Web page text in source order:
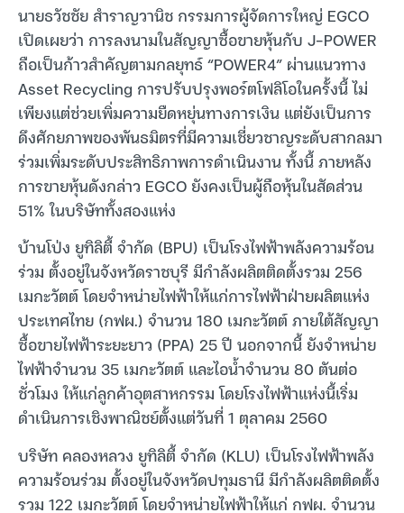
นายธวัชชัย สำราญวานิช กรรมการผู้จัดการใหญ่ EGCO
เปิดเผยว่า การลงนามในสัญญาซื้อขายหุ้นกับ J-POWER
ถือเป็นก้าวสำคัญตามกลยุทธ์ “POWER4” ผ่านแนวทาง
Asset Recycling การปรับปรุงพอร์ตโฟลิโอในครั้งนี้ ไม่
เพียงแต่ช่วยเพิ่มความยืดหยุ่นทางการเงิน แต่ยังเป็นการ
ดึงศักยภาพของพันธมิตรที่มีความเชี่ยวชาญระดับสากลมา
ร่วมเพิ่มระดับประสิทธิภาพการดำเนินงาน ทั้งนี้ ภายหลัง
การขายหุ้นดังกล่าว EGCO ยังคงเป็นผู้ถือหุ้นในสัดส่วน
51% ในบริษัททั้งสองแห่ง
บ้านโป่ง ยูทิลิตี้ จำกัด (BPU) เป็นโรงไฟฟ้าพลังความร้อน
ร่วม ตั้งอยู่ในจังหวัดราชบุรี มีกำลังผลิตติดตั้งรวม 256
เมกะวัตต์ โดยจำหน่ายไฟฟ้าให้แก่การไฟฟ้าฝ่ายผลิตแห่ง
ประเทศไทย (กฟผ.) จำนวน 180 เมกะวัตต์ ภายใต้สัญญา
ซื้อขายไฟฟ้าระยะยาว (PPA) 25 ปี นอกจากนี้ ยังจำหน่าย
ไฟฟ้าจำนวน 35 เมกะวัตต์ และไอน้ำจำนวน 80 ตันต่อ
ชั่วโมง ให้แก่ลูกค้าอุตสาหกรรม โดยโรงไฟฟ้าแห่งนี้เริ่ม
ดำเนินการเชิงพาณิชย์ตั้งแต่วันที่ 1 ตุลาคม 2560
บริษัท คลองหลวง ยูทิลิตี้ จำกัด (KLU) เป็นโรงไฟฟ้าพลัง
ความร้อนร่วม ตั้งอยู่ในจังหวัดปทุมธานี มีกำลังผลิตติดตั้ง
รวม 122 เมกะวัตต์ โดยจำหน่ายไฟฟ้าให้แก่ กฟผ. จำนวน